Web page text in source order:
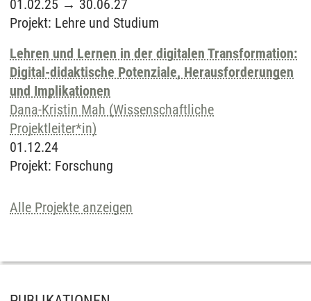
01.02.25 → 30.06.27
Projekt: Lehre und Studium
Lehren und Lernen in der digitalen Transformation:
Digital-didaktische Potenziale, Herausforderungen
und Implikationen
Dana-Kristin Mah (Wissenschaftliche
Projektleiter*in)
01.12.24
Projekt: Forschung
Alle Projekte anzeigen